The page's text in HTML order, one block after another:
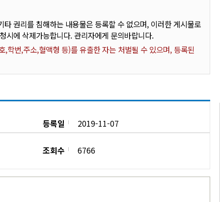
권리를 침해하는 내용물은 등록할 수 없으며, 이러한 게시물로
시에 삭제가능합니다. 관리자에게 문의바랍니다.
번,주소,혈액형 등)를 유출한 자는 처벌될 수 있으며, 등록된
등록일 2019-11-07
조회수 6766